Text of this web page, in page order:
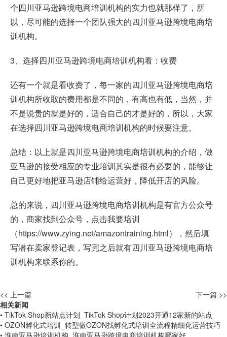
个四川亚马逊跨境电商培训机构的实力也就那样了，所
以，尽可能的选择一个团队强大的四川亚马逊跨境电商培
训机构。
3、选择四川亚马逊跨境电商培训机构看：收费
还有一个就是看收费了，每一家的四川亚马逊跨境电商培
训机构所收取的费用都是不同的，有高也有低，当然，并
不是说贵的就是好的，适合自己的才是好的，所以，大家
在选择四川亚马逊跨境电商培训机构的时候要注意。
总结：以上就是四川亚马逊跨境电商培训机构的介绍，做
亚马逊的接受相应的专业培训其实是很有必要的，能够让
自己更好地把亚马逊店铺给运营好，降低开店的风险。
总的来说，四川亚马逊跨境电商培训机构是有官方公众号
的，商家找到公众号，点击我要培训
（https://www.zying.net/amazontraining.html），然后填
写潜在卖家登记表，写完之后就有四川亚马逊跨境电商培
训机构来联系你的。
<< 上一篇
下一篇 >>
相关新闻
• TikTok Shop新站点计划_TikTok Shop计划2023开通12家新的站点
• OZON孵化式培训_转型做OZON找孵化式培训全流程精细化运营技巧